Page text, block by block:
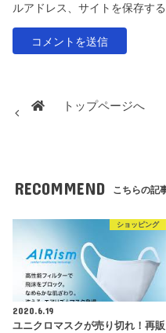
ルアドレス、サイトを保存する
トップページへ
RECOMMEND こちらの記
ショッピング
2020.6.19
ユニクロマスクが売り切れ！再販